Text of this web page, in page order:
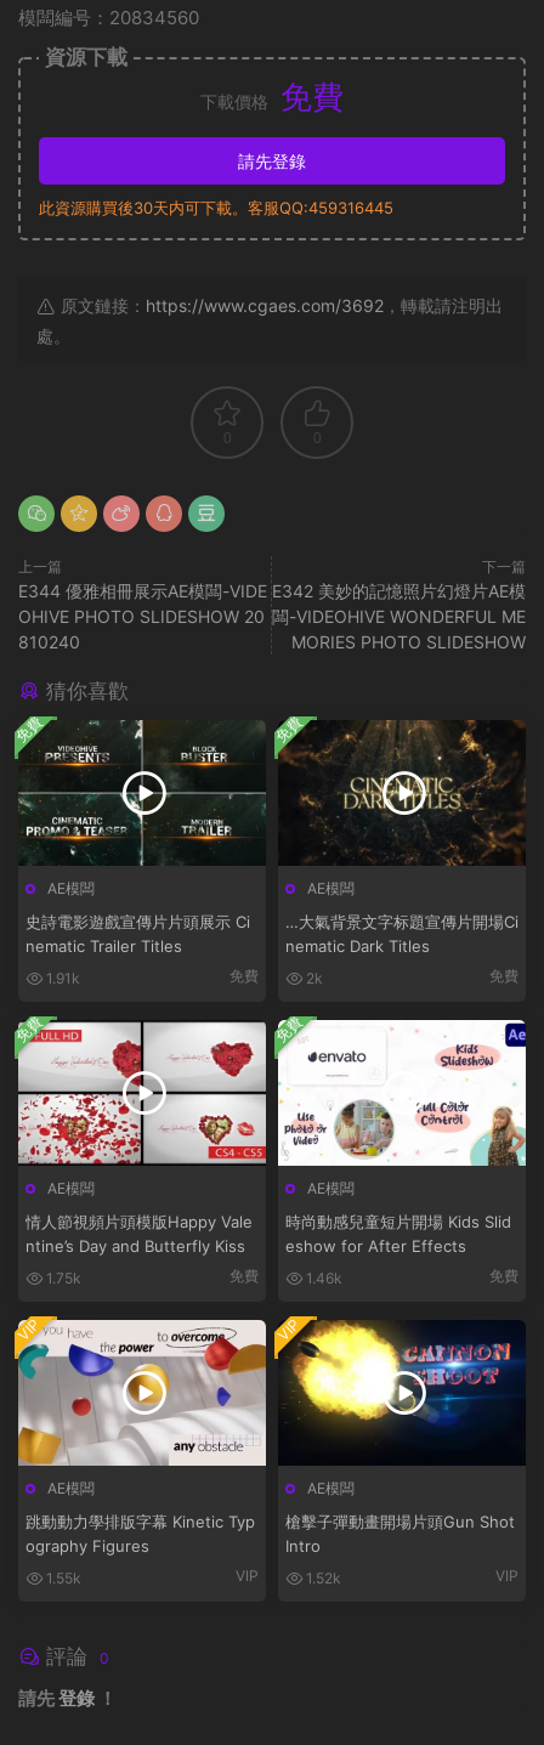
模闆編号：20834560
資源下載
下載價格 免費
請先登錄
此資源購買後30天内可下載。客服QQ:459316445
原文鏈接： https://www.cgaes.com/3692 ，轉載請注明出
處。
0 0
上一篇
E344 優雅相冊展示AE模闆-VIDE
OHIVE PHOTO SLIDESHOW 20
810240
下一篇
E342 美妙的記憶照片幻燈片AE模
闆-VIDEOHIVE WONDERFUL ME
MORIES PHOTO SLIDESHOW
猜你喜歡
AE模闆
史詩電影遊戲宣傳片片頭展示 Ci
nematic Trailer Titles
1.91k 免費
免費
AE模闆
…大氣背景文字标題宣傳片開場Ci
nematic Dark Titles
2k 免費
免費
AE模闆
情人節視頻片頭模版Happy Vale
ntine’s Day and Butterfly Kiss
1.75k 免費
免費
AE模闆
時尚動感兒童短片開場 Kids Slid
eshow for After Effects
1.46k 免費
免費
AE模闆
跳動動力學排版字幕 Kinetic Typ
ography Figures
1.55k VIP
VIP
AE模闆
槍擊子彈動畫開場片頭Gun Shot
Intro
1.52k VIP
VIP
評論 0
請先登錄 ！